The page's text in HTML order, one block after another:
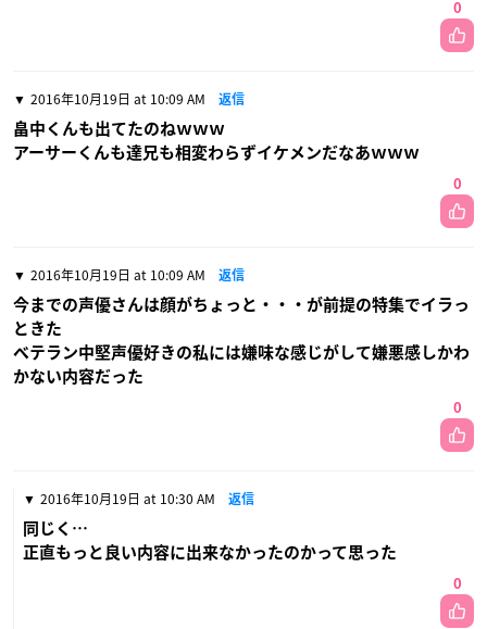
0
2016年10月19日 at 10:09 AM 返信
畠中くんも出てたのねｗｗｗ
アーサーくんも達兄も相変わらずイケメンだなあｗｗｗ
0
2016年10月19日 at 10:09 AM 返信
今までの声優さんは顔がちょっと・・・が前提の特集でイラっ
ときた
ベテラン中堅声優好きの私には嫌味な感じがして嫌悪感しかわ
かない内容だった
0
2016年10月19日 at 10:30 AM 返信
同じく…
正直もっと良い内容に出来なかったのかって思った
0